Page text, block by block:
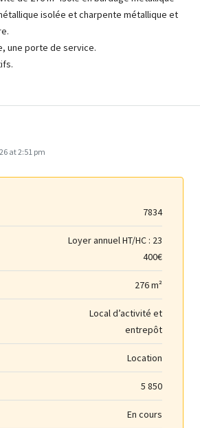
isolée et charpente métallique et
une porte de service.
at 2:51 pm
7834
Loyer annuel HT/HC : 23
400€
276 m²
Local d’activité et
entrepôt
Location
5 850
En cours